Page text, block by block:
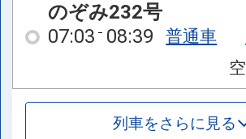
のぞみ232号
07:03 08:39 普通車
列車をさらに見る